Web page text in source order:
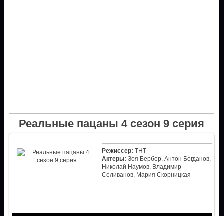
Реальные пацаны 4 сезон 9 серия
Режиссер: ТНТ
Актеры: Зоя Бербер, Антон Богданов,
Николай Наумов, Владимир
Селиванов, Мария Скорницкая